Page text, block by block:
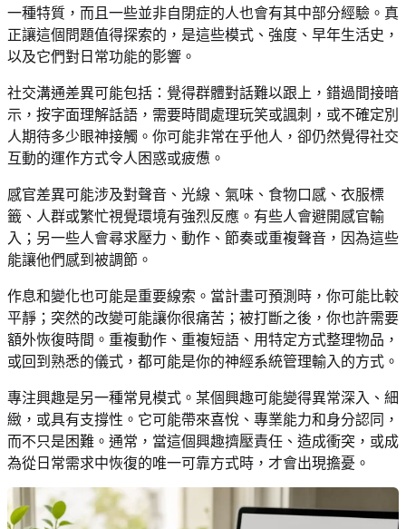
一種特質，而且一些並非自閉症的人也會有其中部分經驗。真
正讓這個問題值得探索的，是這些模式、強度、早年生活史，
以及它們對日常功能的影響。
社交溝通差異可能包括：覺得群體對話難以跟上，錯過間接暗
示，按字面理解話語，需要時間處理玩笑或諷刺，或不確定別
人期待多少眼神接觸。你可能非常在乎他人，卻仍然覺得社交
互動的運作方式令人困惑或疲憊。
感官差異可能涉及對聲音、光線、氣味、食物口感、衣服標
籤、人群或繁忙視覺環境有強烈反應。有些人會避開感官輸
入；另一些人會尋求壓力、動作、節奏或重複聲音，因為這些
能讓他們感到被調節。
作息和變化也可能是重要線索。當計畫可預測時，你可能比較
平靜；突然的改變可能讓你很痛苦；被打斷之後，你也許需要
額外恢復時間。重複動作、重複短語、用特定方式整理物品，
或回到熟悉的儀式，都可能是你的神經系統管理輸入的方式。
專注興趣是另一種常見模式。某個興趣可能變得異常深入、細
緻，或具有支撐性。它可能帶來喜悅、專業能力和身分認同，
而不只是困難。通常，當這個興趣擠壓責任、造成衝突，或成
為從日常需求中恢復的唯一可靠方式時，才會出現擔憂。